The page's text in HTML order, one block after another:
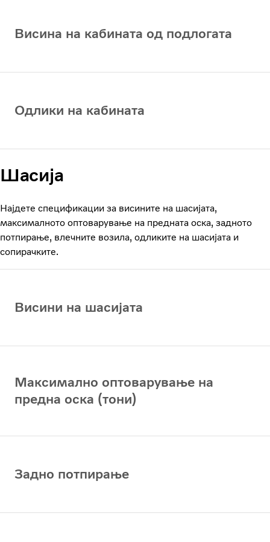
Висина на кабината од подлогата
Одлики на кабината
Шасија
Најдете спецификации за висините на шасијата,
максималното оптоварување на предната оска, задното
потпирање, влечните возила, одликите на шасијата и
сопирачките.
Висини на шасијата
Максимално оптоварување на
предна оска (тони)
Задно потпирање